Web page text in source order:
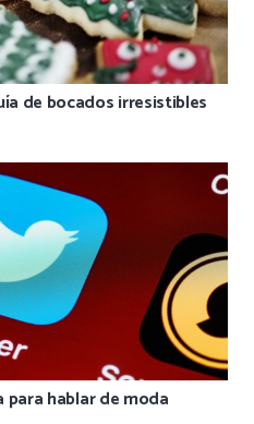
de bocados irresistibles
hablar de moda